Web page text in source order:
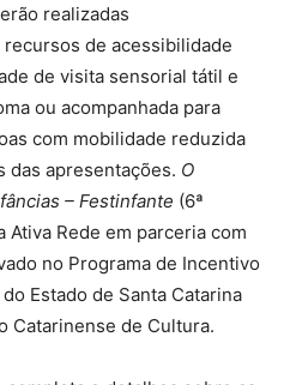
realizadas
recursos de acessibilidade
de visita sensorial tátil e
ou acompanhada para
com mobilidade reduzida
das apresentações. O
– Festinfante (6ª
Ativa Rede em parceria com
no Programa de Incentivo
Estado de Santa Catarina
Catarinense de Cultura.